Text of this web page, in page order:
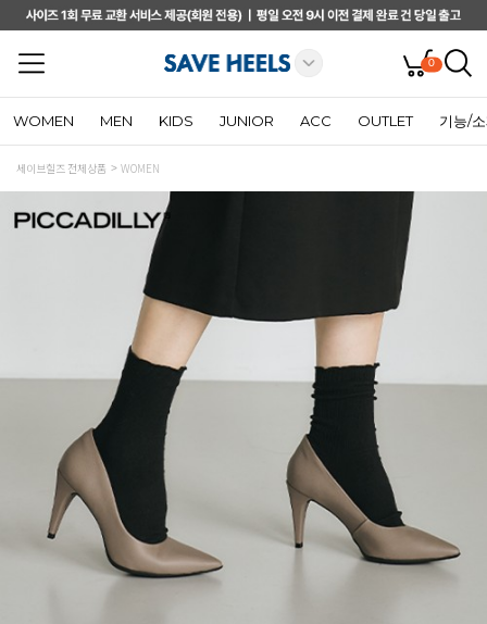
0
WOMEN MEN KIDS JUNIOR ACC OUTLET 기능/
세이브힐즈 전체상품 WOMEN